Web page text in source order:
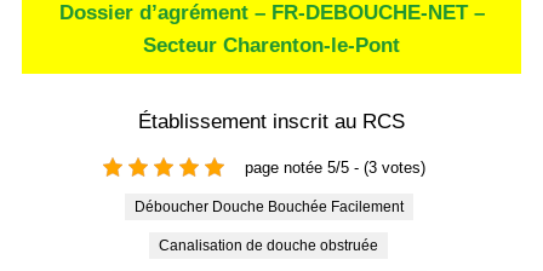
Dossier d’agrément – FR-DEBOUCHE-NET –
Secteur Charenton-le-Pont
Établissement inscrit au RCS
page notée 5/5 - (3 votes)
Déboucher Douche Bouchée Facilement
Canalisation de douche obstruée